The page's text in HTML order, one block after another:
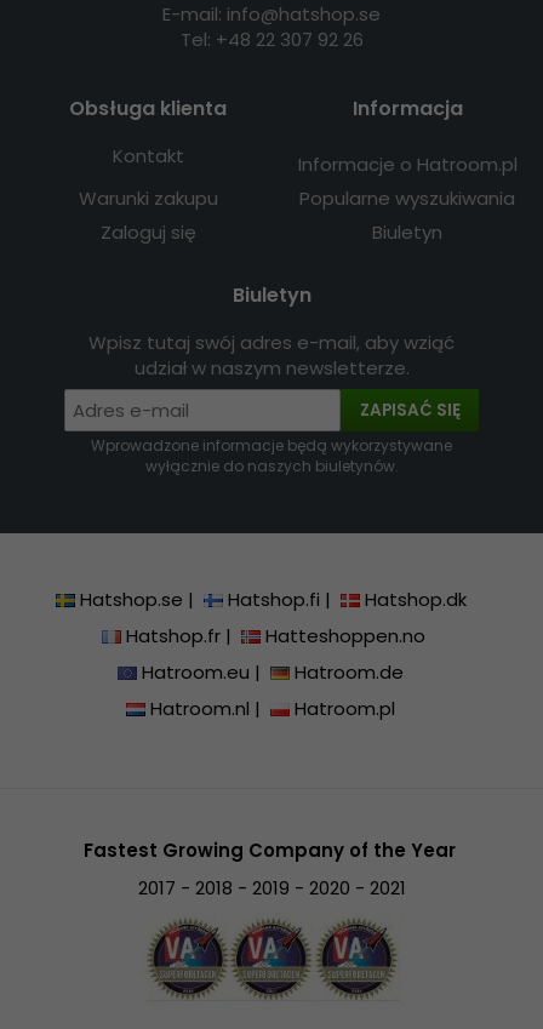
E-mail: info@hatshop.se
Tel: +48 22 307 92 26
Obsługa klienta
Kontakt
Warunki zakupu
Zaloguj się
Informacja
Informacje o Hatroom.pl
Popularne wyszukiwania
Biuletyn
Biuletyn
Wpisz tutaj swój adres e-mail, aby wziąć
udział w naszym newsletterze.
ZAPISAĆ SIĘ
Wprowadzone informacje będą wykorzystywane
wyłącznie do naszych biuletynów.
Hatshop.se | Hatshop.fi |
Hatshop.dk
Hatshop.fr|
Hatteshoppen.no
Hatroom.eu |
Hatroom.de
Hatroom.nl | Hatroom.pl
Fastest Growing Company of the Year
2017 - 2018 - 2019 - 2020 - 2021